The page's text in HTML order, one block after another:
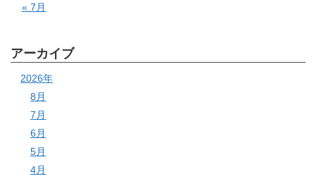
« 7月
アーカイブ
2026年
8月
7月
6月
5月
4月